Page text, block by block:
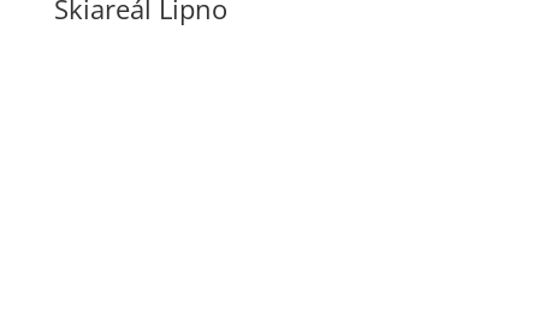
Skiareál Lipno